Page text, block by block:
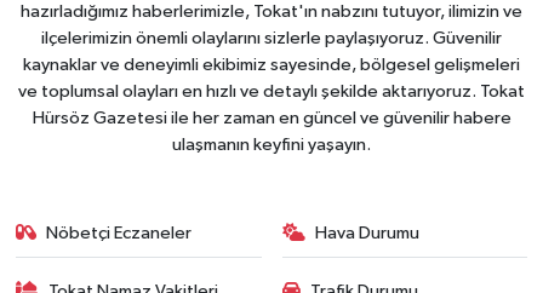
hazırladığımız haberlerimizle, Tokat'ın nabzını tutuyor, ilimizin ve
ilçelerimizin önemli olaylarını sizlerle paylaşıyoruz. Güvenilir
kaynaklar ve deneyimli ekibimiz sayesinde, bölgesel gelişmeleri
ve toplumsal olayları en hızlı ve detaylı şekilde aktarıyoruz. Tokat
Hürsöz Gazetesi ile her zaman en güncel ve güvenilir habere
ulaşmanın keyfini yaşayın.
Nöbetçi Eczaneler Hava Durumu